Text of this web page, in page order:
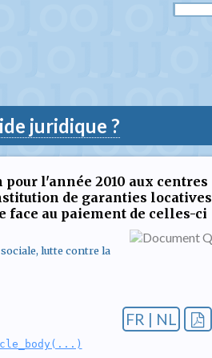
juridique ?
l'année 2010 aux centres
de garanties locatives
face au paiement de celles-ci
lutte contre la
FR | NL